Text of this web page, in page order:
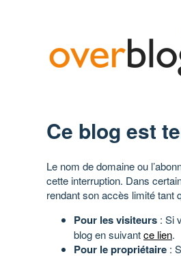
Ce blog est
Le nom de domaine ou
cette interruption. Dans
rendant son accès limité tant
Pour les visiteurs : Si
blog en suivantce lien.
Pour le propriétaire :